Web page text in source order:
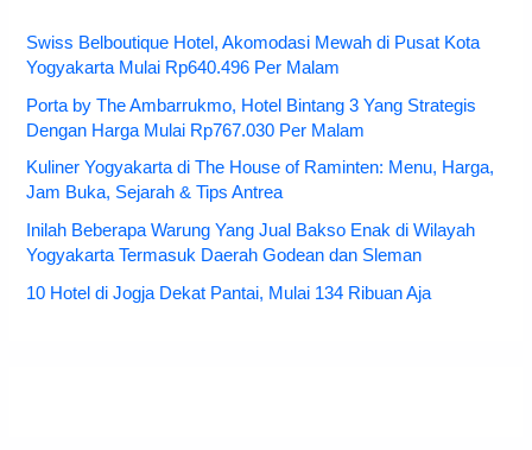
Swiss Belboutique Hotel, Akomodasi Mewah di Pusat Kota
Yogyakarta Mulai Rp640.496 Per Malam
Porta by The Ambarrukmo, Hotel Bintang 3 Yang Strategis
Dengan Harga Mulai Rp767.030 Per Malam
Kuliner Yogyakarta di The House of Raminten: Menu, Harga,
Jam Buka, Sejarah & Tips Antrea
Inilah Beberapa Warung Yang Jual Bakso Enak di Wilayah
Yogyakarta Termasuk Daerah Godean dan Sleman
10 Hotel di Jogja Dekat Pantai, Mulai 134 Ribuan Aja